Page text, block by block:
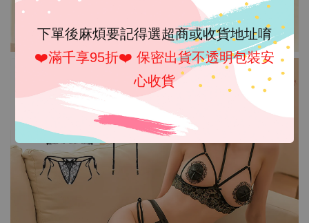
下單後麻煩要記得選超商或收貨地址唷
❤️滿千享95折❤️ 保密出貨不透明包裝安
心收貨